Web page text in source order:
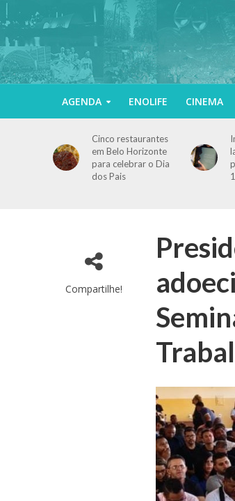
AGENDA ENOLIFE CINEMA
Cinco restaurantes
em Belo Horizonte
para celebrar o Dia
dos Pais
Compartilhe!